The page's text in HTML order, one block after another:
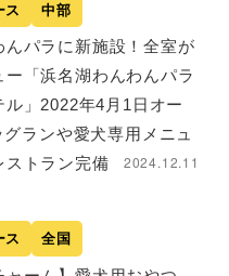
ス 中部
んパラに新施設！全室が
ー「浜名湖わんわんパラ
ル」2022年4月1日オー
ランや愛犬専用メニュ
ストラン完備
2024.12.11
ス 全国